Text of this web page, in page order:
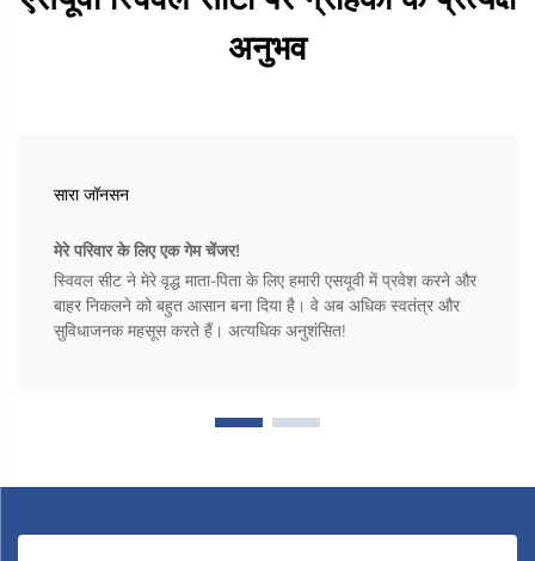
अनुभव
सारा जॉनसन
मेरे परिवार के लिए एक गेम चेंजर!
स्विवल सीट ने मेरे वृद्ध माता-पिता के लिए हमारी एसयूवी में प्रवेश करने और
बाहर निकलने को बहुत आसान बना दिया है। वे अब अधिक स्वतंत्र और
सुविधाजनक महसूस करते हैं। अत्यधिक अनुशंसित!